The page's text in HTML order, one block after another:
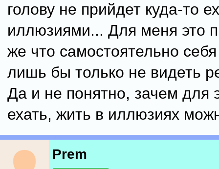
голову не прийдет куда-то
иллюзиями... Для меня это
же что самостоятельно
лишь бы только не видеть
Да и не понятно, зачем для
ехать, жить в иллюзиях
Prem